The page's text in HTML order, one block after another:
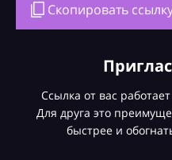
Скопировать
Ссылка от вас
Для друга это
быстрее и